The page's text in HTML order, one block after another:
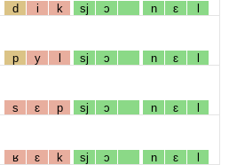
d i k sj ɔ n ɛ l
p y l sj ɔ n ɛ l
s ɛ p sj ɔ n ɛ l
ʁ ɛ k sj ɔ n ɛ l